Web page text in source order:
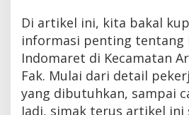
Di artikel ini, kita bakal
informasi penting tentang
Indomaret di Kecamatan
Fak. Mulai dari detail
yang dibutuhkan, sampai
Jadi, simak terus artikel ini